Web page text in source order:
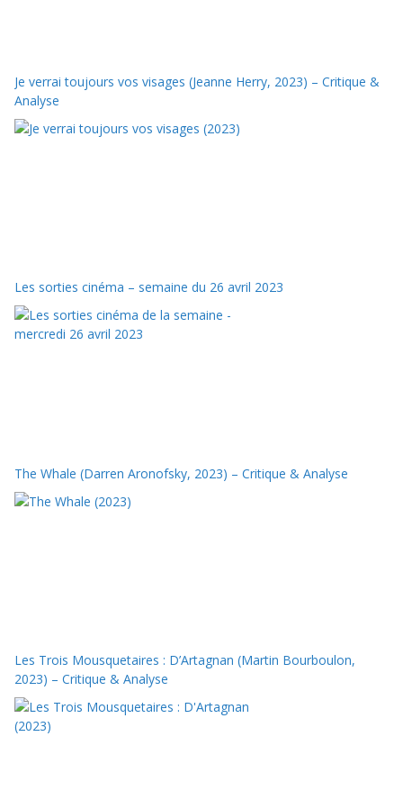
Je verrai toujours vos visages (Jeanne Herry, 2023) – Critique &
Analyse
Les sorties cinéma – semaine du 26 avril 2023
The Whale (Darren Aronofsky, 2023) – Critique & Analyse
Les Trois Mousquetaires : D’Artagnan (Martin Bourboulon,
2023) – Critique & Analyse